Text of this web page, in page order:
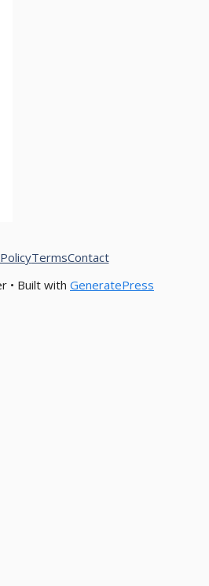
• Built with GeneratePress
TermsContact